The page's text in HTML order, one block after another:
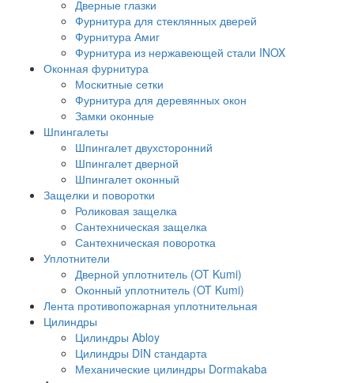
Дверные глазки
Фурнитура для стеклянных дверей
Фурнитура Амиг
Фурнитура из нержавеющей стали INOX
Оконная фурнитура
Москитные сетки
Фурнитура для деревянных окон
Замки оконные
Шпингалеты
Шпингалет двухсторонний
Шпингалет дверной
Шпингалет оконный
Защелки и поворотки
Роликовая защелка
Сантехническая защелка
Сантехническая поворотка
Уплотнители
Дверной уплотнитель (OT Kumi)
Оконный уплотнитель (OT Kumi)
Лента противопожарная уплотнительная
Цилиндры
Цилиндры Abloy
Цилиндры DIN стандарта
Механические цилиндры Dormakaba